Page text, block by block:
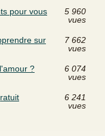
pour vous
5 960
vues
sur
7 662
vues
?
6 074
vues
6 241
vues